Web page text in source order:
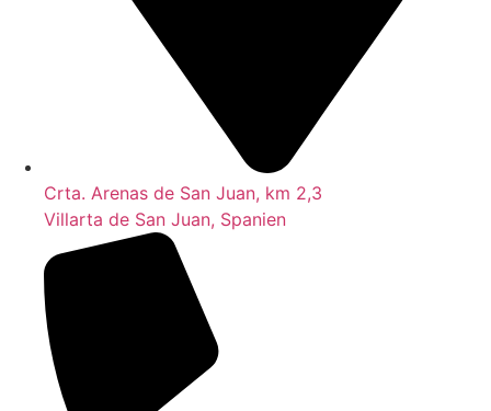
Crta. Arenas de San Juan, km 2,3
Villarta de San Juan, Spanien